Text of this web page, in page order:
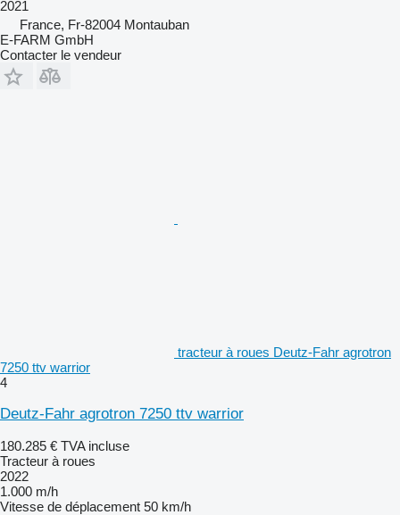
2021
France, Fr-82004 Montauban
E-FARM GmbH
Contacter le vendeur
tracteur à roues Deutz-Fahr agrotron
7250 ttv warrior
4
Deutz-Fahr agrotron 7250 ttv warrior
180.285 € TVA incluse
Tracteur à roues
2022
1.000 m/h
Vitesse de déplacement 50 km/h